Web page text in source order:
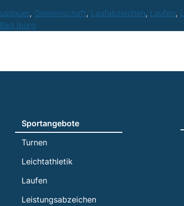
, Gemeinschaft, Laufabzeichen, Laufen,
Iburg
Sportangebote
Turnen
Leichtathletik
Laufen
Leistungsabzeichen